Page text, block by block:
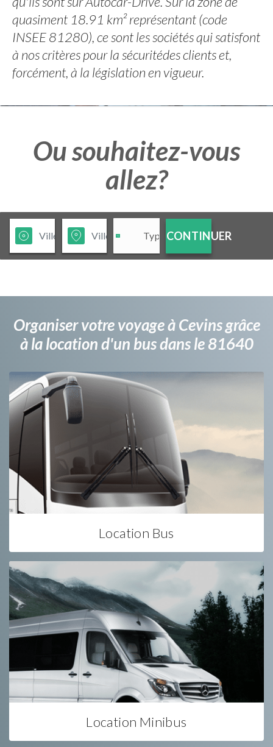
quasiment 18.91 km² représentant (code
INSEE 81280), ce sont les sociétés qui satisfont
à nos critères pour la sécuritédes clients et,
forcément, à la législation en vigueur.
Ou souhaitez-vous
allez?
CONTINUER
Organiser votre voyage à Cevins grâce
à la location d'un bus dans le 81640
Location Bus
Location Minibus